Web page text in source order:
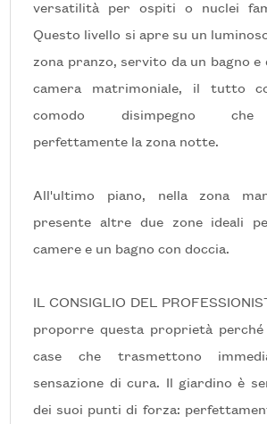
versatilità per ospiti o nuclei
Questo livello si apre su un
zona pranzo, servito da un bagno e
camera matrimoniale, il tutto
comodo disimpegno che
perfettamente la zona notte.
All'ultimo piano, nella zona
presente altre due zone ideali
camere e un bagno con doccia.
IL CONSIGLIO DEL
proporre questa proprietà perché
case che trasmettono
sensazione di cura. Il giardino è
dei suoi punti di forza:
4
5+